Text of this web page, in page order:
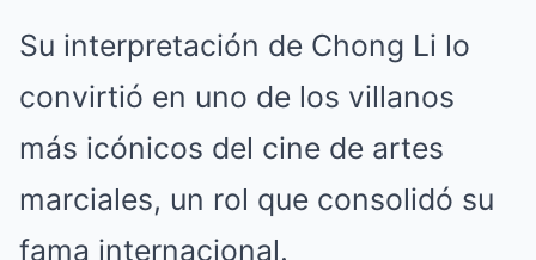
Su interpretación de Chong Li lo
convirtió en uno de los villanos
más icónicos del cine de artes
marciales, un rol que consolidó su
fama internacional.